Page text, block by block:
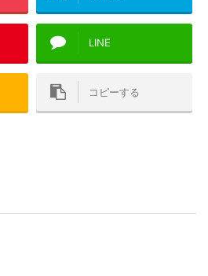
LINE
コピーする